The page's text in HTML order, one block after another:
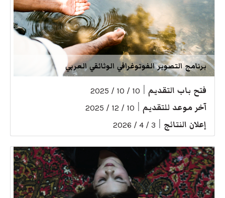
برنامج التصوير الفوتوغرافي الوثائقي العربي
فتح باب التقديم 10 / 10 / 2025
آخر موعد للتقديم 10 / 12 / 2025
إعلان النتائج 3 / 4 / 2026